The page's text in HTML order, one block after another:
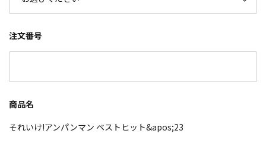
注文番号
商品名
それいけ!アンパンマン ベストヒット&apos;23